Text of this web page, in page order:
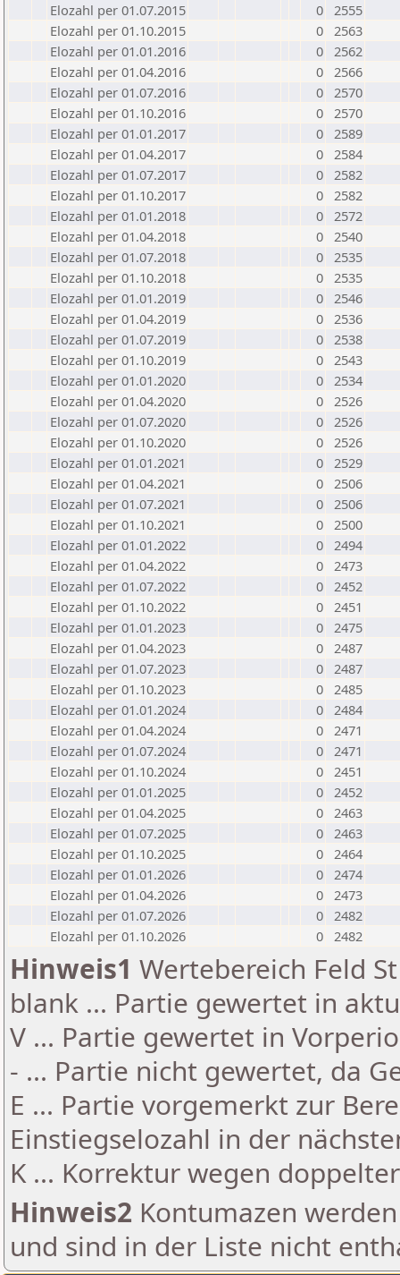
Elozahl per 01.07.2015
0 2555
Elozahl per 01.10.2015
0 2563
Elozahl per 01.01.2016
0 2562
Elozahl per 01.04.2016
0 2566
Elozahl per 01.07.2016
0 2570
Elozahl per 01.10.2016
0 2570
Elozahl per 01.01.2017
0 2589
Elozahl per 01.04.2017
0 2584
Elozahl per 01.07.2017
0 2582
Elozahl per 01.10.2017
0 2582
Elozahl per 01.01.2018
0 2572
Elozahl per 01.04.2018
0 2540
Elozahl per 01.07.2018
0 2535
Elozahl per 01.10.2018
0 2535
Elozahl per 01.01.2019
0 2546
Elozahl per 01.04.2019
0 2536
Elozahl per 01.07.2019
0 2538
Elozahl per 01.10.2019
0 2543
Elozahl per 01.01.2020
0 2534
Elozahl per 01.04.2020
0 2526
Elozahl per 01.07.2020
0 2526
Elozahl per 01.10.2020
0 2526
Elozahl per 01.01.2021
0 2529
Elozahl per 01.04.2021
0 2506
Elozahl per 01.07.2021
0 2506
Elozahl per 01.10.2021
0 2500
Elozahl per 01.01.2022
0 2494
Elozahl per 01.04.2022
0 2473
Elozahl per 01.07.2022
0 2452
Elozahl per 01.10.2022
0 2451
Elozahl per 01.01.2023
0 2475
Elozahl per 01.04.2023
0 2487
Elozahl per 01.07.2023
0 2487
Elozahl per 01.10.2023
0 2485
Elozahl per 01.01.2024
0 2484
Elozahl per 01.04.2024
0 2471
Elozahl per 01.07.2024
0 2471
Elozahl per 01.10.2024
0 2451
Elozahl per 01.01.2025
0 2452
Elozahl per 01.04.2025
0 2463
Elozahl per 01.07.2025
0 2463
Elozahl per 01.10.2025
0 2464
Elozahl per 01.01.2026
0 2474
Elozahl per 01.04.2026
0 2473
Elozahl per 01.07.2026
0 2482
Elozahl per 01.10.2026
0 2482
Hinweis1 Wertebereich Feld
blank ... Partie gewertet in
V ... Partie gewertet in
- ... Partie nicht gewertet, da
E ... Partie vorgemerkt zur
Einstiegselozahl in der
K ... Korrektur wegen
Hinweis2 Kontumazen
und sind in der Liste nicht